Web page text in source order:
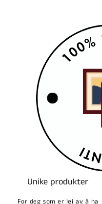
Unike produkter
For deg som er lei av å ha